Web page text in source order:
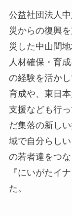
公益社団法人
災からの復興
災した中山間
人材確保・育
の経験を活か
育成や、東日
支援なども行
だ集落の新し
域で自分らし
の若者達をつ
『にいがたイ
た。